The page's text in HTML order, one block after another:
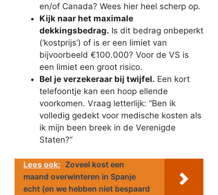
en/of Canada? Wees hier heel scherp op.
Kijk naar het maximale
dekkingsbedrag. Is dit bedrag onbeperkt
(‘kostprijs’) of is er een limiet van
bijvoorbeeld €100.000? Voor de VS is
een limiet een groot risico.
Bel je verzekeraar bij twijfel. Een kort
telefoontje kan een hoop ellende
voorkomen. Vraag letterlijk: “Ben ik
volledig gedekt voor medische kosten als
ik mijn been breek in de Verenigde
Staten?”
Lees ook: Zoveel kost een
maand overwinteren in Spanje
echt (en we hebben niet bespaard